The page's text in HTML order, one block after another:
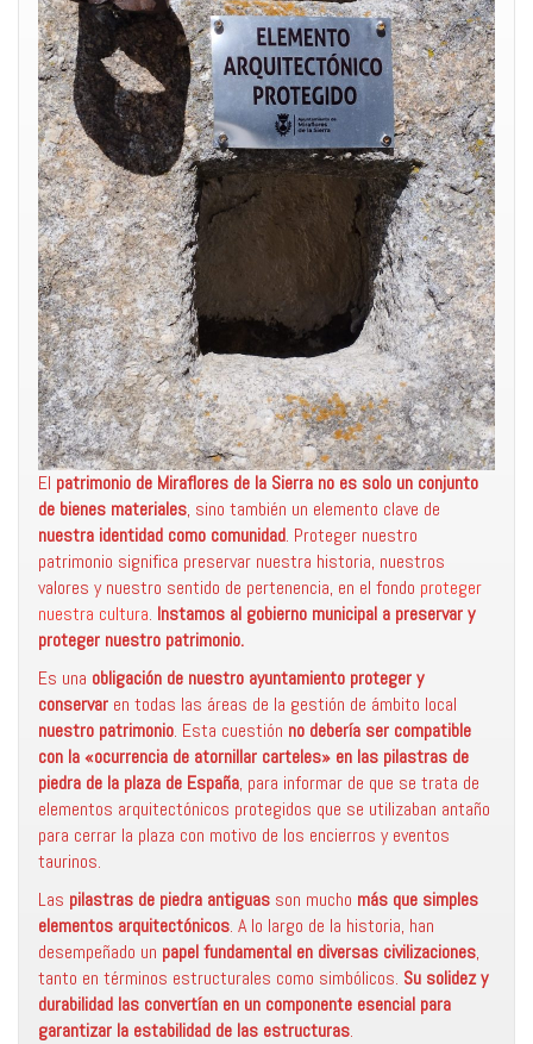
El patrimonio de Miraflores de la Sierra no es solo un conjunto
de bienes materiales, sino también un elemento clave de
nuestra identidad como comunidad. Proteger nuestro
patrimonio significa preservar nuestra historia, nuestros
valores y nuestro sentido de pertenencia, en el fondo proteger
nuestra cultura. Instamos al gobierno municipal a preservar y
proteger nuestro patrimonio.
Es una obligación de nuestro ayuntamiento proteger y
conservar en todas las áreas de la gestión de ámbito local
nuestro patrimonio. Esta cuestión no debería ser compatible
con la «ocurrencia de atornillar carteles» en las pilastras de
piedra de la plaza de España, para informar de que se trata de
elementos arquitectónicos protegidos que se utilizaban antaño
para cerrar la plaza con motivo de los encierros y eventos
taurinos.
Las pilastras de piedra antiguas son mucho más que simples
elementos arquitectónicos. A lo largo de la historia, han
desempeñado un papel fundamental en diversas civilizaciones,
tanto en términos estructurales como simbólicos. Su solidez y
durabilidad las convertían en un componente esencial para
garantizar la estabilidad de las estructuras.